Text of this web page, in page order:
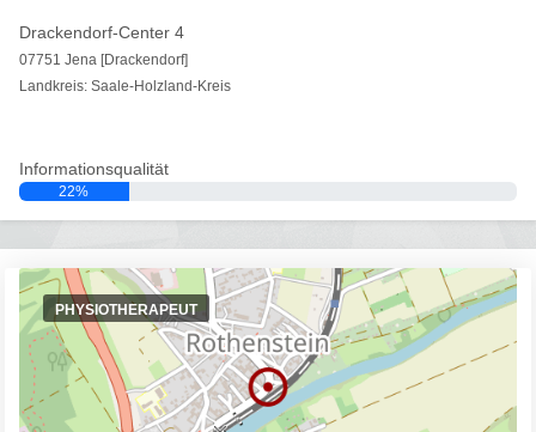
Drackendorf-Center 4
07751 Jena [Drackendorf]
Landkreis: Saale-Holzland-Kreis
Informationsqualität
22%
PHYSIOTHERAPEUT